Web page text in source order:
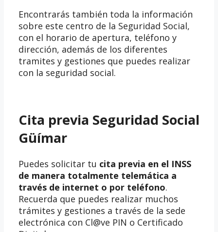
Encontrarás también toda la información
sobre este centro de la Seguridad Social,
con el horario de apertura, teléfono y
dirección, además de los diferentes
tramites y gestiones que puedes realizar
con la seguridad social.
Cita previa Seguridad Social
Güímar
Puedes solicitar tu cita previa en el INSS
de manera totalmente telemática a
través de internet o por teléfono.
Recuerda que puedes realizar muchos
trámites y gestiones a través de la sede
electrónica con Cl@ve PIN o Certificado